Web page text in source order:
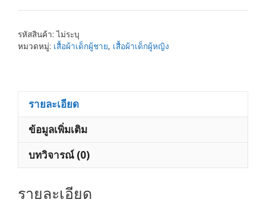
เด็ก
เกง
90-
รหัสสินค้า:ไม่ระบุ
หมวดหมู่: เสื้อผ้าเด็กผู้ชาย, เสื้อผ้าเด็กผู้หญิง
รายละเอียด
ข้อมูลเพิ่มเติม
บทวิจารณ์ (0)
รายละเอียด